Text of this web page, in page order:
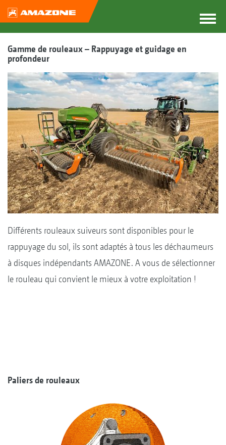
Gamme de rouleaux – Rappuyage et guidage en
profondeur
Différents rouleaux suiveurs sont disponibles pour le
rappuyage du sol, ils sont adaptés à tous les déchaumeurs
à disques indépendants AMAZONE. A vous de sélectionner
le rouleau qui convient le mieux à votre exploitation !
Paliers de rouleaux